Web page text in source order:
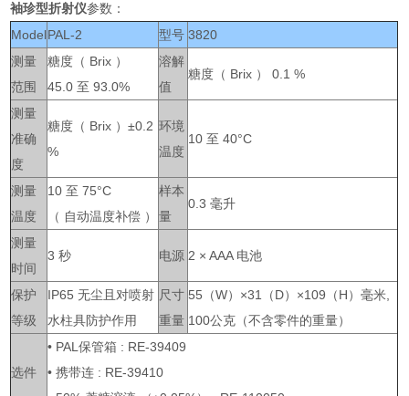
袖珍型折射仪参数：
ModelPAL-2 型号 3820
测量
范围
糖度（ Brix ）
45.0 至 93.0%
溶解
值
糖度（ Brix ） 0.1 %
测量
准确
度
糖度（ Brix ）±0.2
%
环境
温度
10 至 40°C
测量
温度
10 至 75°C
（ 自动温度补偿 ）
样本
量
0.3 毫升
测量
时间
3 秒 电源 2 × AAA 电池
保护
等级
IP65 无尘且对喷射
水柱具防护作用
尺寸
重量
55（W）×31（D）×109（H）毫米,
100公克（不含零件的重量）
选件
• PAL保管箱 : RE-39409
• 携带连 : RE-39410